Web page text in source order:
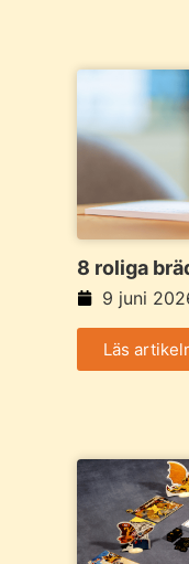
8 roliga
tränar
9 juni
Läs